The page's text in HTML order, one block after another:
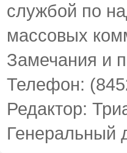
службой по
массовых
Замечания и
Телефон:
Редактор:
Генеральный